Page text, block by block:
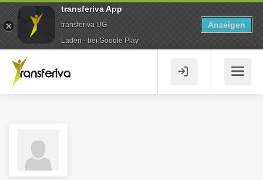
transferiva App
transferiva UG
Laden - bei Google Play
Anzeigen